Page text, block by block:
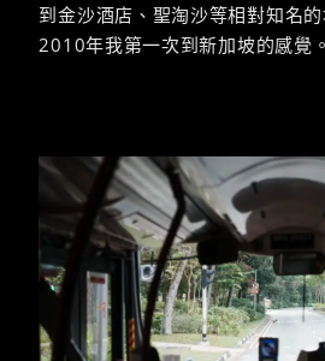
到金沙酒店、聖淘沙等相對知名
2010年我第一次到新加坡的感覺。